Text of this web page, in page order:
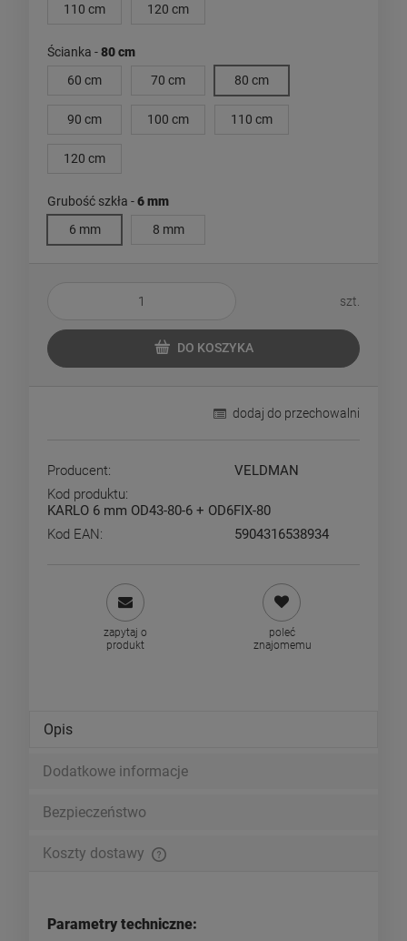
110 cm 120 cm
Ścianka -80 cm
60 cm
70 cm 80 cm
90 cm 100 cm 110 cm
120 cm
Grubość szkła -6 mm
6 mm
8 mm
szt.
DO KOSZYKA
dodaj do przechowalni
Producent:
VELDMAN
Kod produktu:
KARLO 6 mm OD43-80-6 + OD6FIX-80
Kod EAN:
5904316538934
zapytaj o
produkt
poleć
znajomemu
Opis
Dodatkowe informacje
Bezpieczeństwo
Koszty dostawy
Parametry techniczne: